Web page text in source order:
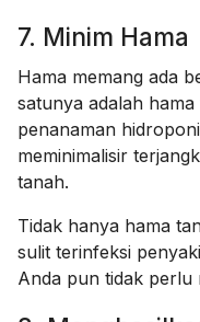
7. Minim Hama
Hama memang ada
satunya adalah
penanaman
meminimalisir
tanah.
Tidak hanya hama
sulit terinfeksi
Anda pun tidak perlu